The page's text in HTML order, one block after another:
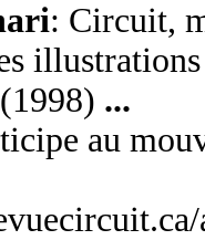
: Circuit,
(1998) ...
au